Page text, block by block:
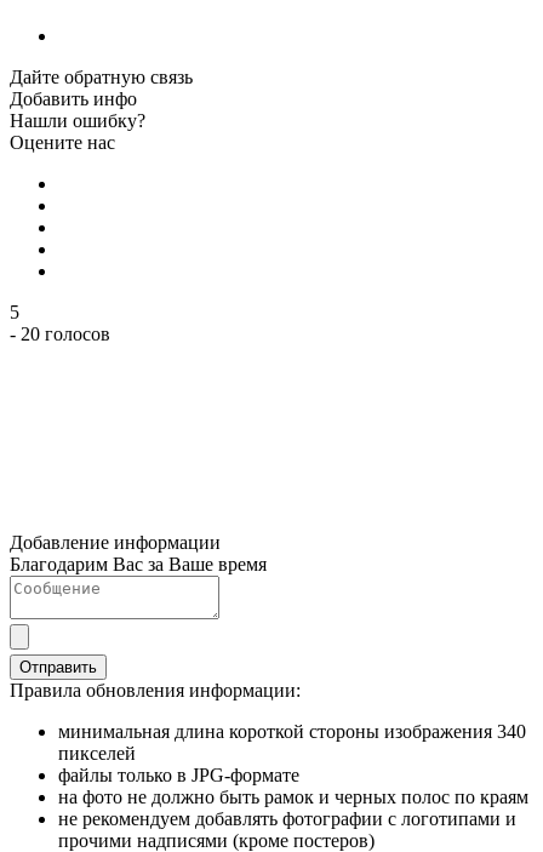
Дайте обратную связь
Добавить инфо
Нашли ошибку?
Оцените нас
5
- 20 голосов
Добавление информации
Благодарим Вас за Ваше время
Отправить
Правила обновления информации:
минимальная длина короткой стороны изображения 340
пикселей
файлы только в JPG-формате
на фото не должно быть рамок и черных полос по краям
не рекомендуем добавлять фотографии с логотипами и
прочими надписями (кроме постеров)